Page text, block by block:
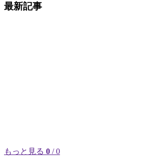
最新記事
もっと見る 0 / 0